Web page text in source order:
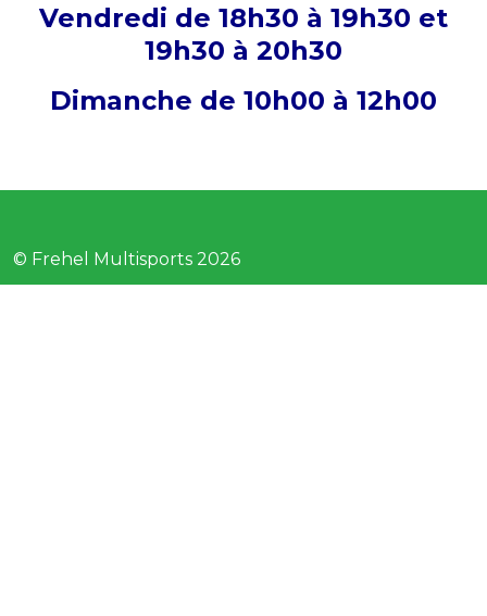
Vendredi de 18h30 à 19h30 et
19h30 à 20h30
Dimanche de 10h00 à 12h00
© Frehel Multisports 2026